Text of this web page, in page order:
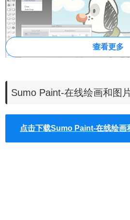
1、具有撤消支持的图层：
- 11种混合模式
查看更多
Sumo Paint-在线绘画和图
点击下载Sumo Paint-在线绘画